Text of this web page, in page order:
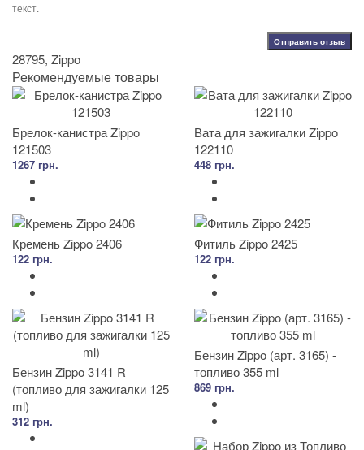
текст.
Отправить отзыв
28795, Zippo
Рекомендуемые товары
Брелок-канистра Zippo
121503
1267 грн.
Вата для зажигалки Zippo
122110
448 грн.
Кремень Zippo 2406
122 грн.
Фитиль Zippo 2425
122 грн.
Бензин Zippo 3141 R
(топливо для зажигалки 125
ml)
312 грн.
Бензин Zippo (арт. 3165) -
топливо 355 ml
869 грн.